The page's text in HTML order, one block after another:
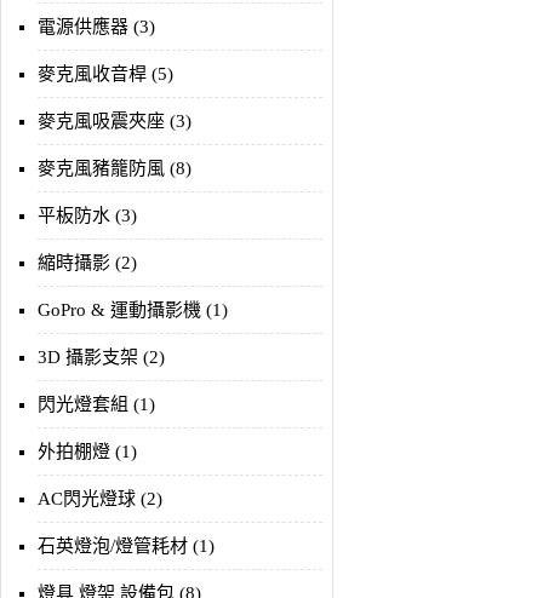
電源供應器 (3)
麥克風收音桿 (5)
麥克風吸震夾座 (3)
麥克風豬籠防風 (8)
平板防水 (3)
縮時攝影 (2)
GoPro & 運動攝影機 (1)
3D 攝影支架 (2)
閃光燈套組 (1)
外拍棚燈 (1)
AC閃光燈球 (2)
石英燈泡/燈管耗材 (1)
燈具 燈架 設備包 (8)